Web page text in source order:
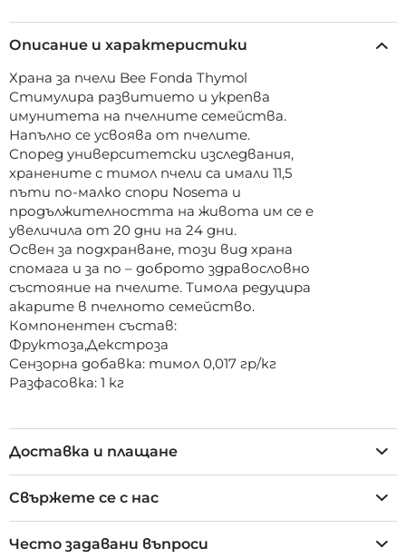
Описание и характеристики
Храна за пчели Bee Fonda Thymol
Стимулира развитието и укрепва
имунитета на пчелните семейства.
Напълно се усвоява от пчелите.
Според университетски изследвания,
хранените с тимол пчели са имали 11,5
пъти по-малко спори Nosema и
продължителността на живота им се е
увеличила от 20 дни на 24 дни.
Освен за подхранване, този вид храна
спомага и за по – доброто здравословно
състояние на пчелите. Тимола редуцира
акарите в пчелното семейство.
Компонентен състав:
Фруктоза,Декстроза
Сензорна добавка: тимол 0,017 гр/кг
Разфасовка: 1 кг
Доставка и плащане
Свържете се с нас
Често задавани въпроси